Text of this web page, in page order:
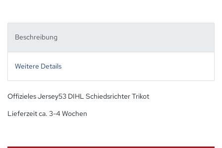
Beschreibung
Weitere Details
Offizieles Jersey53 DIHL Schiedsrichter Trikot
Lieferzeit ca. 3-4 Wochen